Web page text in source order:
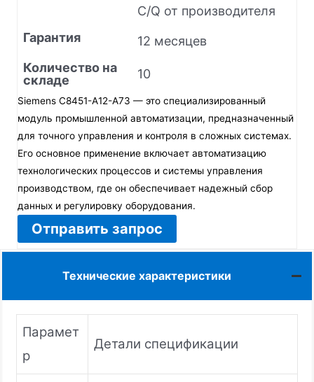
C/Q от производителя
Гарантия
12 месяцев
Количество на
складе
10
Siemens C8451-A12-A73 — это специализированный
модуль промышленной автоматизации, предназначенный
для точного управления и контроля в сложных системах.
Его основное применение включает автоматизацию
технологических процессов и системы управления
производством, где он обеспечивает надежный сбор
данных и регулировку оборудования.
Отправить запрос
Технические характеристики
Парамет
р
Детали спецификации